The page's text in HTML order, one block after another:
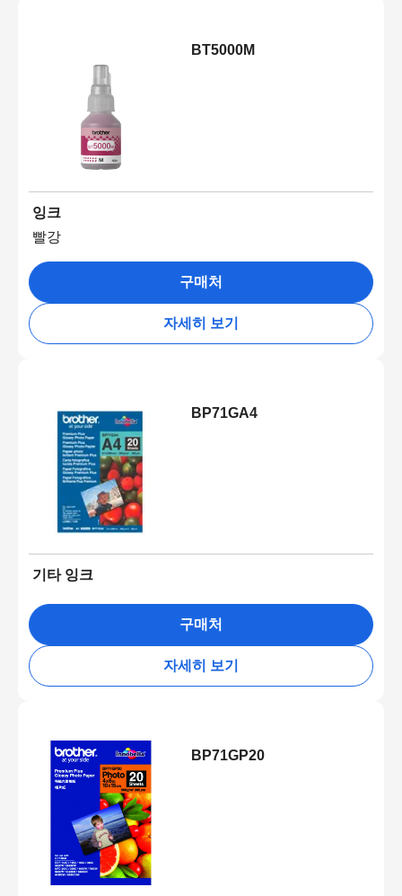
BT5000M
잉크
빨강
구매처
자세히 보기
BP71GA4
기타 잉크
구매처
자세히 보기
BP71GP20